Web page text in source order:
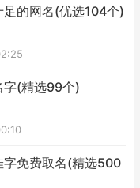
的网名(优选104个)
字(精选99个)
字免费取名(精选500